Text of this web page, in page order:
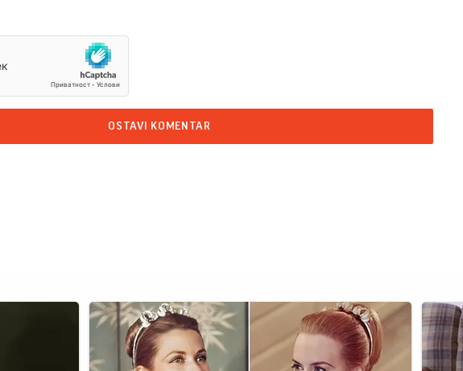
OSTAVI KOMENTAR